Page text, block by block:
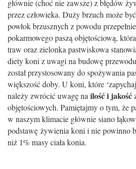
głównie (choćnie zawsze) z błędów ż
przez człowieka. Duży brzuch może być
powłok brzusznych z powodu przepeł
pokarmowego paszą objętościową,
traw oraz zielonka pastwiskowa stanowi
diety koni z uwagi na budowę
zostałprzystosowany do spożywania
większośćdoby. U koni, które ‘zapychaj
należy zwrócićuwagęna ilośći jakość
objętościowych. Pamiętajmy o tym, że
w naszym klimacie głównie sianołą
podstawę żywienia koni i nie powinno
niż 1% masy ciała konia.